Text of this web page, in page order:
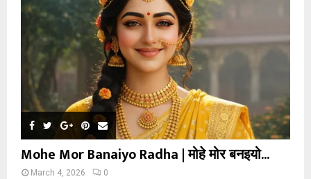
Mohe Mor Banaiyo Radha | मोहे मोर बनइयो...
March 4, 2026 0